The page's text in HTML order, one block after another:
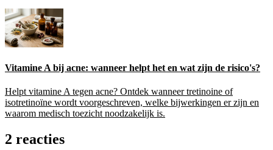
Vitamine A bij acne: wanneer helpt het en wat zijn de risico's?
Helpt vitamine A tegen acne? Ontdek wanneer tretinoine of
isotretinoïne wordt voorgeschreven, welke bijwerkingen er zijn en
waarom medisch toezicht noodzakelijk is.
2 reacties